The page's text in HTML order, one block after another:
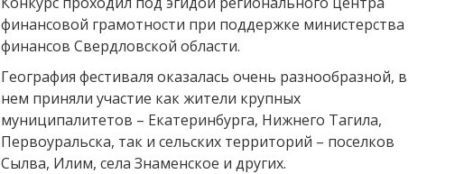
финансовой грамотности при поддержке министерства
финансов Свердловской области.
География фестиваля оказалась очень разнообразной, в
нем приняли участие как жители крупных
муниципалитетов – Екатеринбурга, Нижнего Тагила,
Первоуральска, так и сельских территорий – поселков
Сылва, Илим, села Знаменское и других.